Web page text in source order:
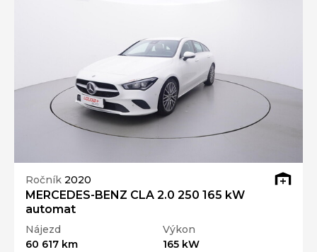
Ročník 2020
MERCEDES-BENZ CLA 2.0 250 165 kW
automat
Nájezd
60 617 km
Výkon
165 kW